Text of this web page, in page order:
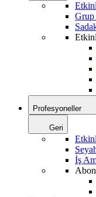
Grup
Profesyoneller
Geri
İş